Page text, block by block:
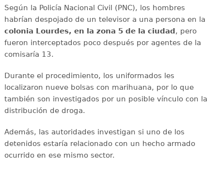
Según la Policía Nacional Civil (PNC), los hombres
habrían despojado de un televisor a una persona en la
colonia Lourdes, en la zona 5 de la ciudad, pero
fueron interceptados poco después por agentes de la
comisaría 13.
Durante el procedimiento, los uniformados les
localizaron nueve bolsas con marihuana, por lo que
también son investigados por un posible vínculo con la
distribución de droga.
Además, las autoridades investigan si uno de los
detenidos estaría relacionado con un hecho armado
ocurrido en ese mismo sector.